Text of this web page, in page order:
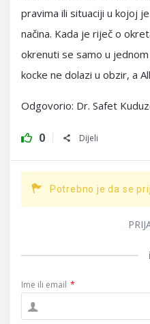
pravima ili situaciji u kojoj
načina. Kada je riječ o
okrenuti se samo u
kocke ne dolazi u obzir, a
Odgovorio: Dr. Safet
0 Dijeli
Potrebno je da se
Ime ili email *